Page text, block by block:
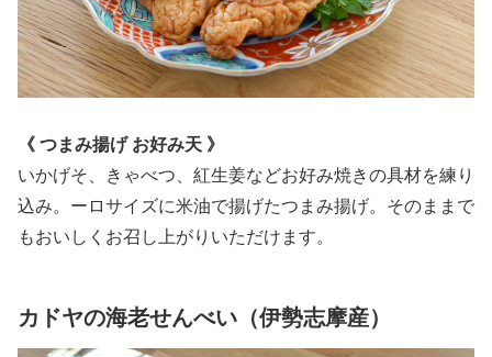
《 つまみ揚げ お好み天 》
いかげそ、きゃべつ、紅生姜などお好み焼きの具材を練り
込み。ーロサイズに米油で揚げたつまみ揚げ。そのままで
もおいしくお召し上がりいただけます。
カドヤの海老せんべい（伊勢志摩産）